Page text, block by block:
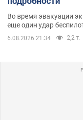
Во время эвакуации
еще один удар
6.08.2026 21:34 2,2 т.